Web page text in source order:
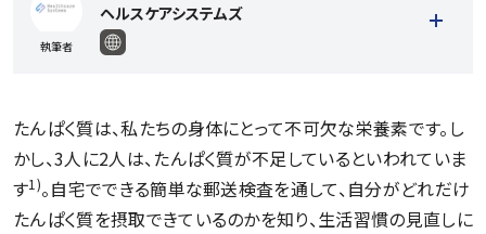
執筆者
ヘルスケアシステムズ
たんぱく質は、私たちの身体にとって不可欠な栄養素です。し
かし、3人に2人は、たんぱく質が不足しているといわれていま
す1)。自宅でできる簡単な郵送検査を通して、自分がどれだけ
たんぱく質を摂取できているのかを知り、生活習慣の見直しに